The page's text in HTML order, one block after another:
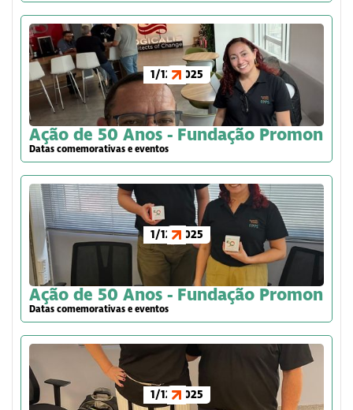
1/12/2025
Ação de 50 Anos - Fundação Promon
Datas comemorativas e eventos
1/12/2025
Ação de 50 Anos - Fundação Promon
Datas comemorativas e eventos
1/12/2025